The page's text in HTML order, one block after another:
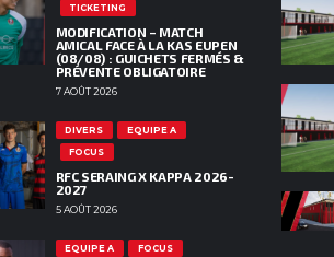
TICKETING
MODIFICATION – MATCH
AMICAL FACE À LA KAS EUPEN
(08/08) : GUICHETS FERMÉS &
PRÉVENTE OBLIGATOIRE
7 AOÛT 2026
DIVERS
EQUIPE A
FOCUS
RFC SERAING X KAPPA 2026-
2027
5 AOÛT 2026
EQUIPE A FOCUS